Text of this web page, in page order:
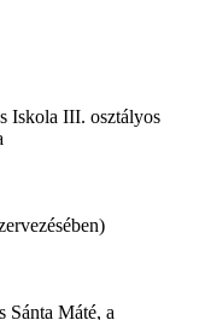
Iskola III. osztályos
Sánta Máté, a